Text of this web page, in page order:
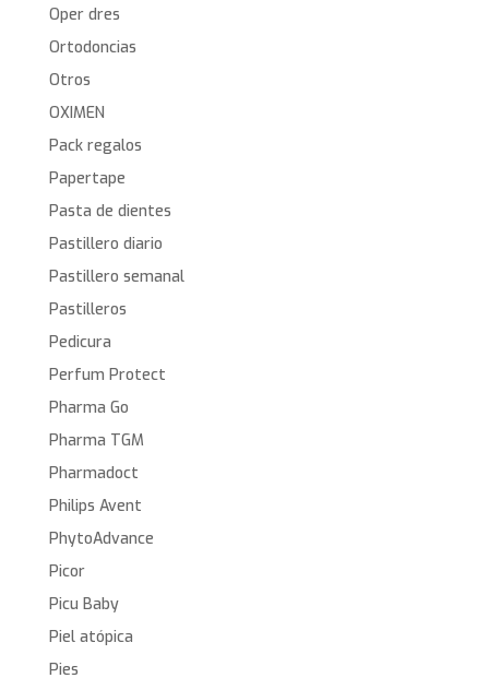
Oper dres
Ortodoncias
Otros
OXIMEN
Pack regalos
Papertape
Pasta de dientes
Pastillero diario
Pastillero semanal
Pastilleros
Pedicura
Perfum Protect
Pharma Go
Pharma TGM
Pharmadoct
Philips Avent
PhytoAdvance
Picor
Picu Baby
Piel atópica
Pies